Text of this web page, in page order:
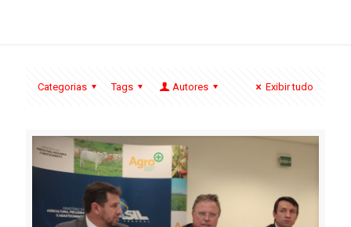
Categorias Tags Autores Exibir tudo